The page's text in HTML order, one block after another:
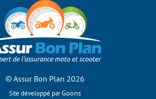
permettent d’établir des
et de personnaliser votre
de notre site ?
suite, cliquez sur le lien
par
© Assur Bon Plan 2026
Site développé parGoons